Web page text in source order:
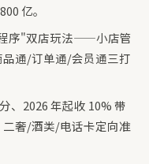
亿。
序"双店玩法——小店管
通/订单通/会员通三打
、2026 年起收 10% 带
奢/酒类/电话卡定向准